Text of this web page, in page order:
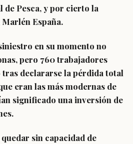
de Pesca, y por cierto la
España.
en su momento no
pero 760 trabajadores
declararse la pérdida total
eran las más modernas de
significado una inversión de
sin capacidad de